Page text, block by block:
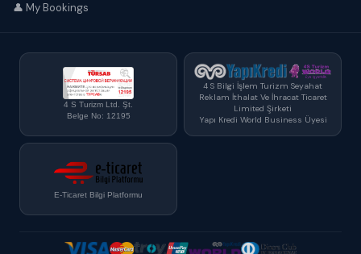
👤 My Bookings
4 S Turizm Ltd. Şt.
Belge No: 12195
4 S Bilgi İşlem Turizm Seyahat
Reklam İthalat Ve İhracat Ticaret
Limited Şirketi
Yapı Kredi World Business Üyesi
E-Ticaret Bilgi Platformu